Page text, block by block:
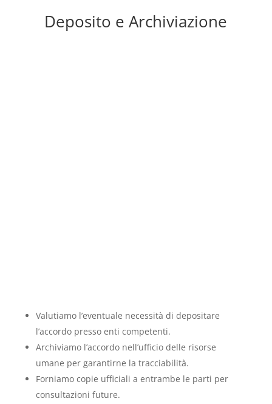
Deposito e Archiviazione
Valutiamo l’eventuale necessità di depositare
l’accordo presso enti competenti.
Archiviamo l’accordo nell’ufficio delle risorse
umane per garantirne la tracciabilità.
Forniamo copie ufficiali a entrambe le parti per
consultazioni future.